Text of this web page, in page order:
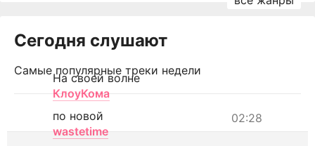
Сегодня слушают
Самые популярные треки недели
На своей волне
КлоуКома
02:28
по новой
wastetime